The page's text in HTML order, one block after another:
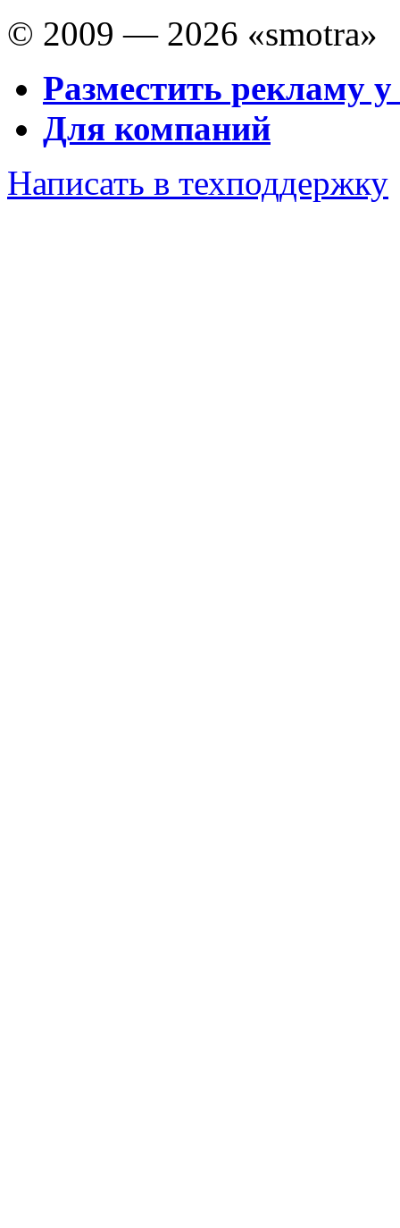
© 2009 — 2026 «smotra»
Разместить рекламу у
Для компаний
Написать в техподдержку